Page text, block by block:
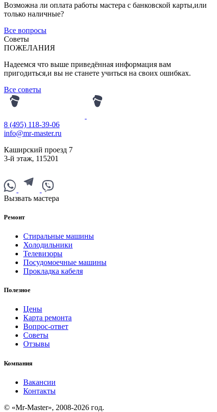
Возможна ли оплата работы мастера с банковской карты,или
только наличные?
Все вопросы
Советы
ПОЖЕЛАНИЯ
Надеемся что выше приведённая информация вам
пригодиться,и вы не станете учиться на своих ошибках.
Все советы
8 (495) 118-39-06
info@mr-master.ru
Каширский проезд 7
3-й этаж, 115201
Вызвать мастера
Ремонт
Стиральные машины
Холодильники
Телевизоры
Посудомоечные машины
Прокладка кабеля
Полезное
Цены
Карта ремонта
Вопрос-ответ
Советы
Отзывы
Компания
Вакансии
Контакты
© «Mr-Master», 2008-2026 год.